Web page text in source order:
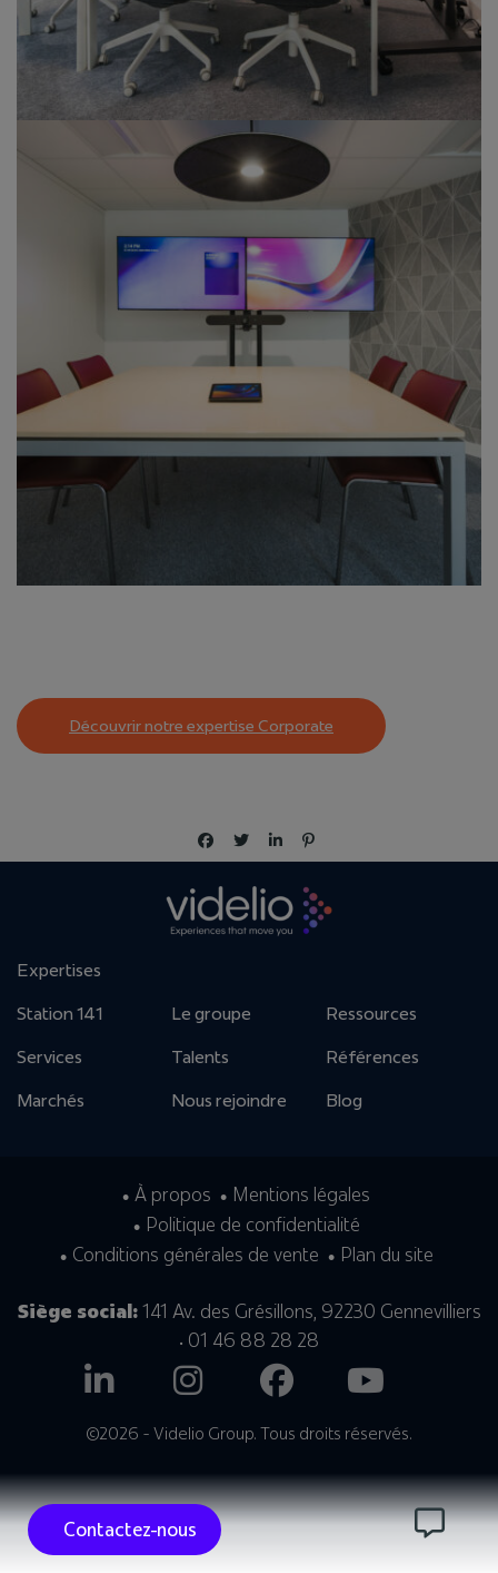
Découvrir notre expertise Corporate
Expertises
Station 141
Services
Marchés
Le groupe
Talents
Nous rejoindre
Ressources
Références
Blog
À propos
Mentions légales
Politique de confidentialité
Conditions générales de vente
Plan du site
Siège social:141 Av. des Grésillons, 92230 Gennevilliers
• 01 46 88 28 28
©2026 - Videlio Group. Tous droits réservés.
Contactez-nous